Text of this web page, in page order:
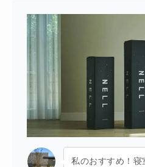
私のおすすめ！